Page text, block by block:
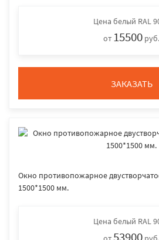
Цена белый RAL
от 15500 руб.
ЗАКАЗАТЬ
Окно противопожарное
1500*1500 мм.
Цена белый RAL
53900